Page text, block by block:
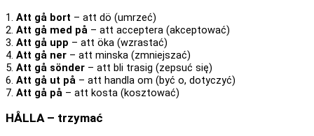
1. Att gå bort – att dö (umrzeć)
2. Att gå med på – att acceptera (akceptować)
3. Att gå upp – att öka (wzrastać)
4. Att gå ner – att minska (zmniejszać)
5. Att gå sönder – att bli trasig (zepsuć się)
6. Att gå ut på – att handla om (być o, dotyczyć)
7. Att gå på – att kosta (kosztować)
HÅLLA – trzymać